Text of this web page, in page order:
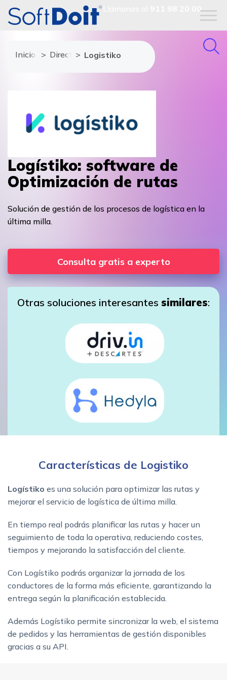
911 98 20 00
Inicio Directorio de proveedores
Logistiko
Logístiko: software de
Optimización de rutas
Solución de gestión de los procesos de logística en la
última milla.
Consulta gratis a experto
Otras soluciones interesantes similares:
Características de Logistiko
Logístiko es una solución para optimizar las rutas y
mejorar el servicio de logística de última milla.
En tiempo real podrás planificar las rutas y hacer un
seguimiento de toda la operativa, reduciendo costes,
tiempos y mejorando la satisfacción del cliente.
Con Logístiko podrás organizar la jornada de los
conductores de la forma más eficiente, garantizando la
entrega según la planificación establecida.
Además Logístiko permite sincronizar la web, el sistema
de pedidos y las herramientas de gestión disponibles
gracias a su API.